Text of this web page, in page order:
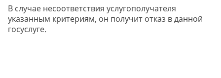
В случае несоответствия услугополучателя
указанным критериям, он получит отказ в данной
госуслуге.